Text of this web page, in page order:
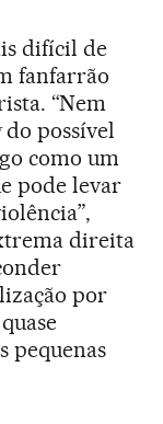
difícil de
fanfarrão
“Nem
do possível
como um
pode levar
direita
por
pequenas